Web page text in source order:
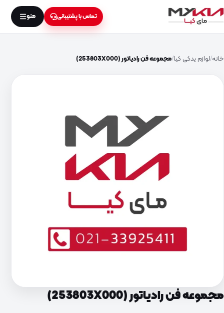
تماس با پشتیبانی منو
خانه لوازم یدکی کیا مجموعه فن رادیاتور (253803X000)
مجموعه فن رادیاتور (253803X000)